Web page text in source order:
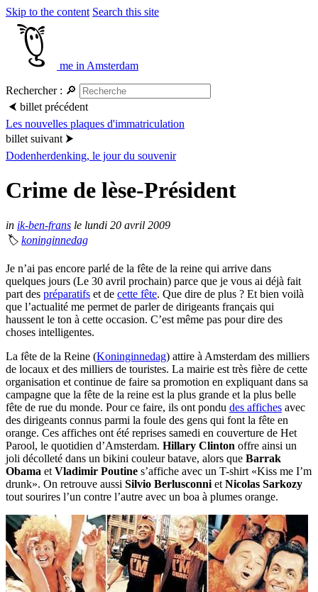
Skip to the content Search this site
me in Amsterdam
Rechercher : 🔎
⮜ billet précédent
Les nouvelles plaques d'immatriculation
billet suivant ⮞
Dodenherdenking, le jour du souvenir
Crime de lèse-Président
in ik-ben-frans le lundi 20 avril 2009
🏷 koninginnedag
Je n’ai pas encore parlé de la fête de la reine qui arrive dans
quelques jours (Le 30 avril prochain) parce que je vous ai déjà fait
part des préparatifs et de cette fête. Que dire de plus ? Et bien voilà
que l’actualité me permet de parler de dirigeants français qui
haussent le ton à cette occasion. C’est même pas pour dire des
choses intelligentes.
La fête de la Reine (Koninginnedag) attire à Amsterdam des milliers
de locaux et des milliers de touristes. La mairie est très fière de cette
organisation et continue de faire sa promotion en expliquant dans sa
campagne que la fête de la reine est la plus grande et la plus belle
fête de rue du monde. Pour ce faire, ils ont pondu des affiches avec
des dirigeants connus parmi la foule des gens qui font la fête en
orange. Ces affiches ont été reprises samedi en couverture de Het
Parool, le quotidien d’Amsterdam. Hillary Clinton offre ainsi un
joli décolleté dans un bikini couleur batave, alors que Barrak
Obama et Vladimir Poutine s’affiche avec un T-shirt «Kiss me I’m
drunk». On retrouve aussi Silvio Berlusconni et Nicolas Sarkozy
tout sourires l’un contre l’autre avec un boa à plumes orange.